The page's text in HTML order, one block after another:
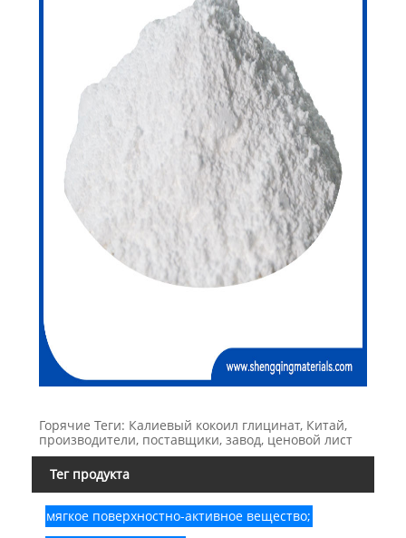
Горячие Теги: Калиевый кокоил глицинат, Китай,
производители, поставщики, завод, ценовой лист
Тег продукта
мягкое поверхностно-активное вещество;